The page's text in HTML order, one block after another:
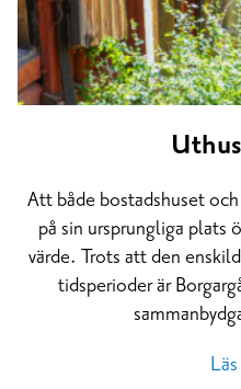
Att både bostadshuset
på sin ursprungliga plats
värde. Trots att den
tidsperioder är